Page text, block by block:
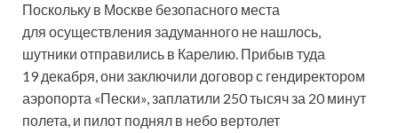
Поскольку в Москве безопасного места
для осуществления задуманного не нашлось,
шутники отправились в Карелию. Прибыв туда
19 декабря, они заключили договор с гендиректором
аэропорта «Пески», заплатили 250 тысяч за 20 минут
полета, и пилот поднял в небо вертолет